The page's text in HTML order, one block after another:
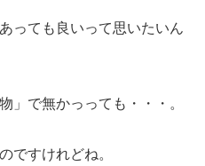
っても良いって思いたいん
」で無かっっても・・・。
ですけれどね。